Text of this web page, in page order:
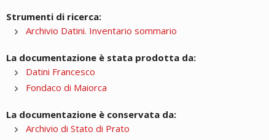
Strumenti di ricerca:
Archivio Datini. Inventario sommario
La documentazione è stata prodotta da:
Datini Francesco
Fondaco di Maiorca
La documentazione è conservata da:
Archivio di Stato di Prato